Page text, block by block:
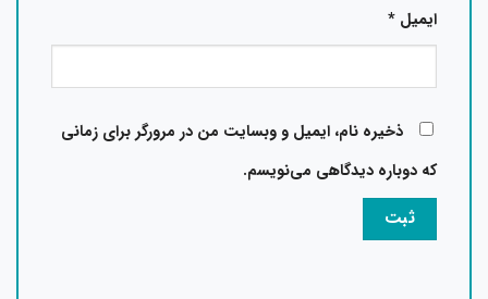
ایمیل*
ذخیره نام، ایمیل و وبسایت من در مرورگر برای زمانی
که دوباره دیدگاهی می‌نویسم.